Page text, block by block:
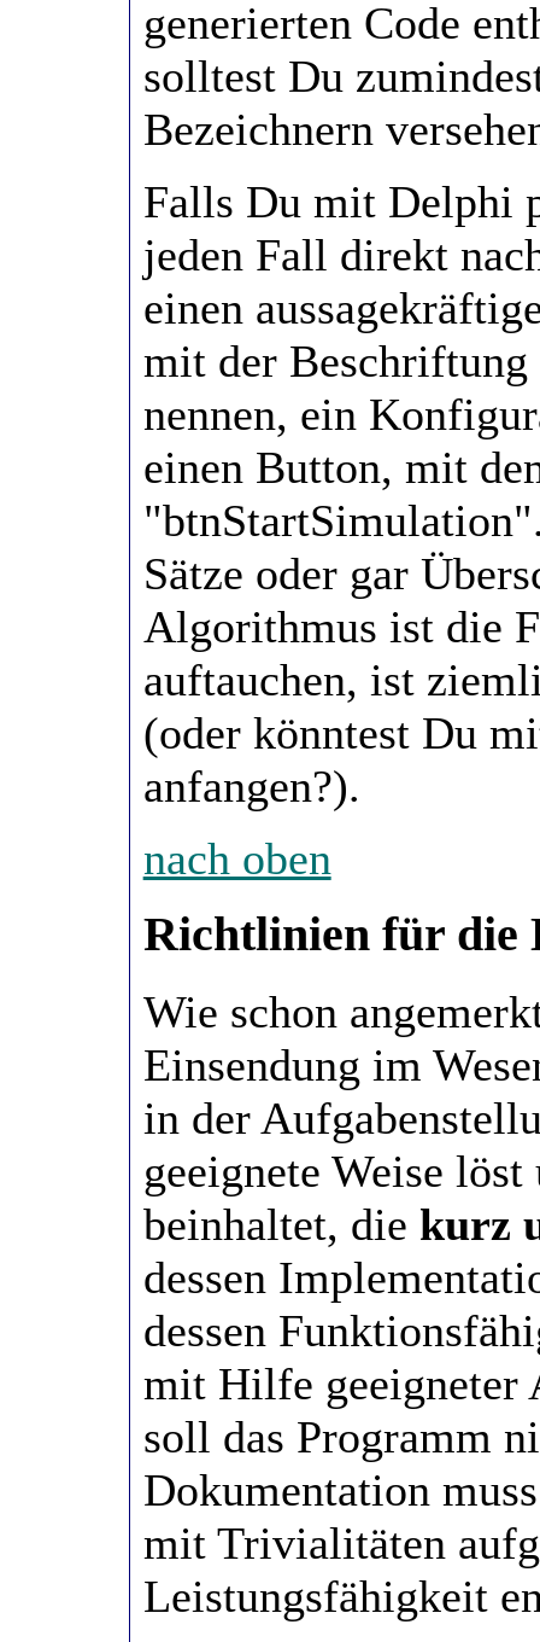
generierten Code
solltest Du
Bezeichnern
Falls Du mit Delphi
jeden Fall direkt
einen
mit der
nennen, ein
einen Button, mit
Sätze oder gar
Algorithmus ist die
auftauchen, ist
(oder könntest Du
anfangen?).
nach oben
Richtlinien für die
Wie schon
Einsendung im
in der
geeignete Weise
beinhaltet, die kurz
dessen
dessen
mit Hilfe geeigneter
soll das Programm
Dokumentation
mit Trivialitäten
Leistungsfähigkeit